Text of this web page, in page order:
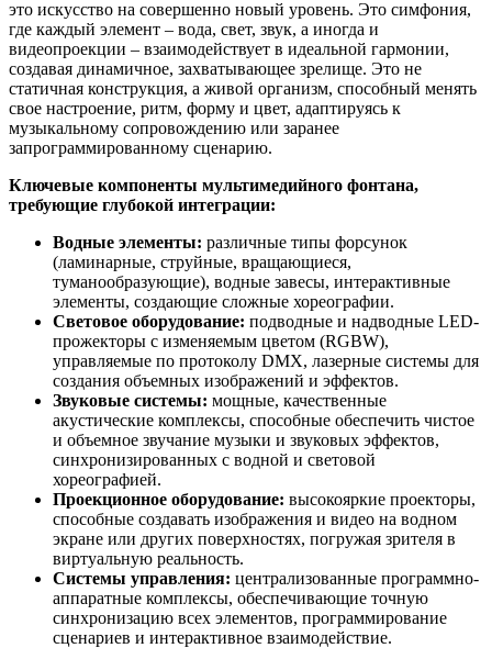
это искусство на совершенно новый уровень. Это симфония,
где каждый элемент – вода, свет, звук, а иногда и
видеопроекции – взаимодействует в идеальной гармонии,
создавая динамичное, захватывающее зрелище. Это не
статичная конструкция, а живой организм, способный менять
свое настроение, ритм, форму и цвет, адаптируясь к
музыкальному сопровождению или заранее
запрограммированному сценарию.
Ключевые компоненты мультимедийного фонтана,
требующие глубокой интеграции:
Водные элементы: различные типы форсунок
(ламинарные, струйные, вращающиеся,
туманообразующие), водные завесы, интерактивные
элементы, создающие сложные хореографии.
Световое оборудование: подводные и надводные LED-
прожекторы с изменяемым цветом (RGBW),
управляемые по протоколу DMX, лазерные системы для
создания объемных изображений и эффектов.
Звуковые системы: мощные, качественные
акустические комплексы, способные обеспечить чистое
и объемное звучание музыки и звуковых эффектов,
синхронизированных с водной и световой
хореографией.
Проекционное оборудование: высокояркие проекторы,
способные создавать изображения и видео на водном
экране или других поверхностях, погружая зрителя в
виртуальную реальность.
Системы управления: централизованные программно-
аппаратные комплексы, обеспечивающие точную
синхронизацию всех элементов, программирование
сценариев и интерактивное взаимодействие.